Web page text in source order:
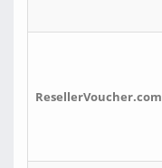
ResellerVoucher.com